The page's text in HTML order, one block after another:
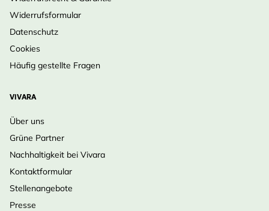
Widerrufsformular
Datenschutz
Cookies
Häufig gestellte Fragen
VIVARA
Über uns
Grüne Partner
Nachhaltigkeit bei Vivara
Kontaktformular
Stellenangebote
Presse